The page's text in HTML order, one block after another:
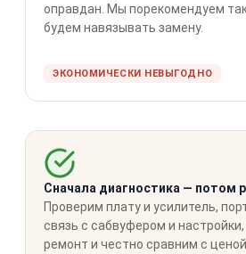
оправдан. Мы порекомендуем
будем навязывать замену.
ЭКОНОМИЧЕСКИ НЕВЫГОДНО
Сначала диагностика — потом
Проверим плату и усилитель,
связь с сабвуфером и
ремонт и честно сравним с